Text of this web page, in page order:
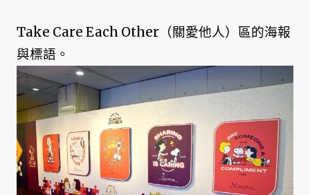
Take Care Each Other（關愛他人）區的海報
與標語。